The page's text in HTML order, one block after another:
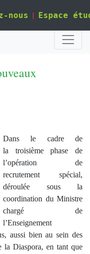
nous | Espace
Dans le cadre de
la troisième phase de
l’opération de
recrutement spécial,
déroulée sous la
coordination du Ministre
chargé de
l’Enseignement
aussi bien au sein des
la Diaspora, en tant que